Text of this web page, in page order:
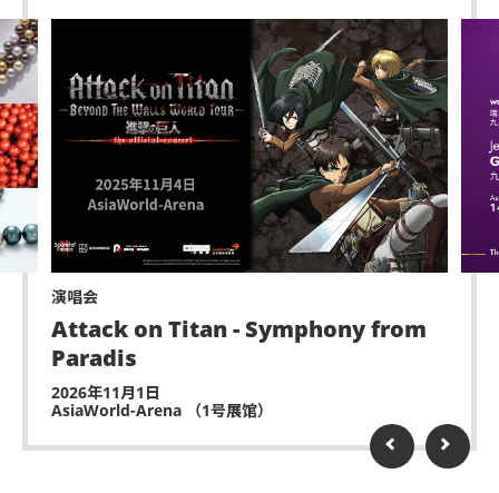
演唱会
Attack on Titan - Symphony from
Paradis
2026年11月1日
AsiaWorld-Arena （1号展馆）